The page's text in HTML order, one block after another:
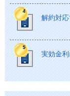
解約対
実効金